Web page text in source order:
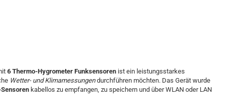
6 Thermo-Hygrometer Funksensoren ist ein leistungsstarkes
Wetter- und Klimamessungendurchführen möchten. Das Gerät wurde
Sensoren kabellos zu empfangen, zu speichern und über WLAN oder LAN